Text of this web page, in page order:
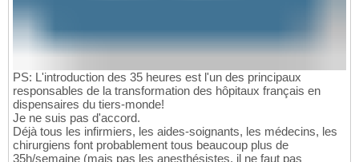
PS: L'introduction des 35 heures est l'un des principaux
responsables de la transformation des hôpitaux français en
dispensaires du tiers-monde!
Je ne suis pas d'accord.
Déjà tous les infirmiers, les aides-soignants, les médecins, les
chirurgiens font probablement tous beaucoup plus de
35h/semaine (mais pas les anesthésistes, il ne faut pas